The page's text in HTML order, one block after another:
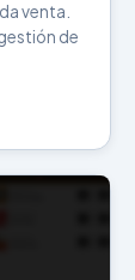
venta.
de